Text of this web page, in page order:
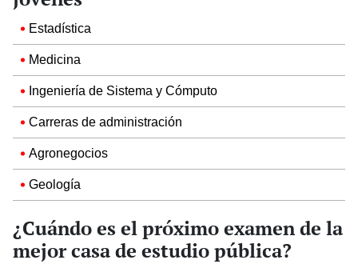
Estadística
Medicina
Ingeniería de Sistema y Cómputo
Carreras de administración
Agronegocios
Geología
¿Cuándo es el próximo examen de la
mejor casa de estudio pública?